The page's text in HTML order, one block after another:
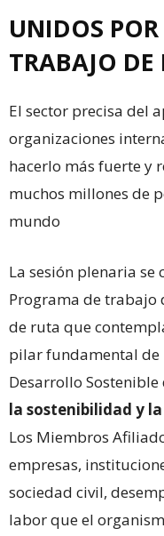
UNIDOS
TRABAJO
El sector precisa del
organizaciones
hacerlo más fuerte y
muchos millones de
mundo
La sesión plenaria se
Programa de trabajo
de ruta que
pilar fundamental de
Desarrollo Sostenible
la sostenibilidad y
Los Miembros
empresas,
sociedad civil,
labor que el